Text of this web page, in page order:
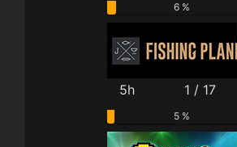
6 %
5h 1 / 17
5 %